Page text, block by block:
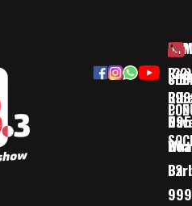
(32)
32